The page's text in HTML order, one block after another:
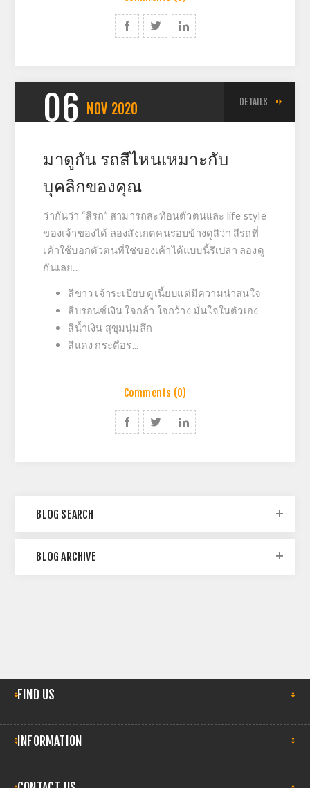
06 NOV 2020 DETAILS
มาดูกัน รถสีไหนเหมาะกับ
บุคลิกของคุณ
ว่ากันว่า “สีรถ” สามารถสะท้อนตัวตนและ life style
ของเจ้าของได้ ลองสังเกตคนรอบข้างดูสิว่า สีรถที่
เค้าใช้บอกตัวตนที่ใช่ของเค้าได้แบบนี้รึเปล่า ลองดู
กันเลย..
สีขาว เจ้าระเบียบ ดูเนี้ยบแต่มีความน่าสนใจ
สีบรอนซ์เงิน ใจกล้า ใจกว้าง มั่นใจในตัวเอง
สีน้ำเงิน สุขุมนุ่มลึก
สีแดง กระตือร...
Comments (0)
BLOG SEARCH
BLOG ARCHIVE
FIND US
INFORMATION